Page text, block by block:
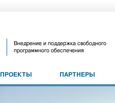
Внедрение и поддержка свободного
программного обеспечения
ПРОЕКТЫ ПАРТНЕРЫ